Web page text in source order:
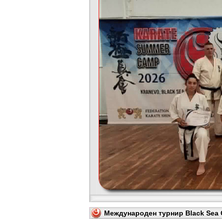
Международен турнир Black Sea